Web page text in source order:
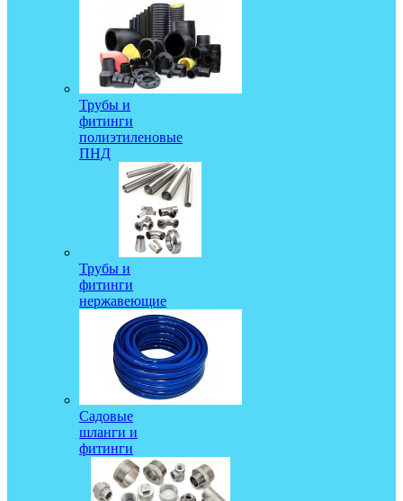
Трубы и
фитинги
полиэтиленовые
ПНД
Трубы и
фитинги
нержавеющие
Садовые
шланги и
фитинги